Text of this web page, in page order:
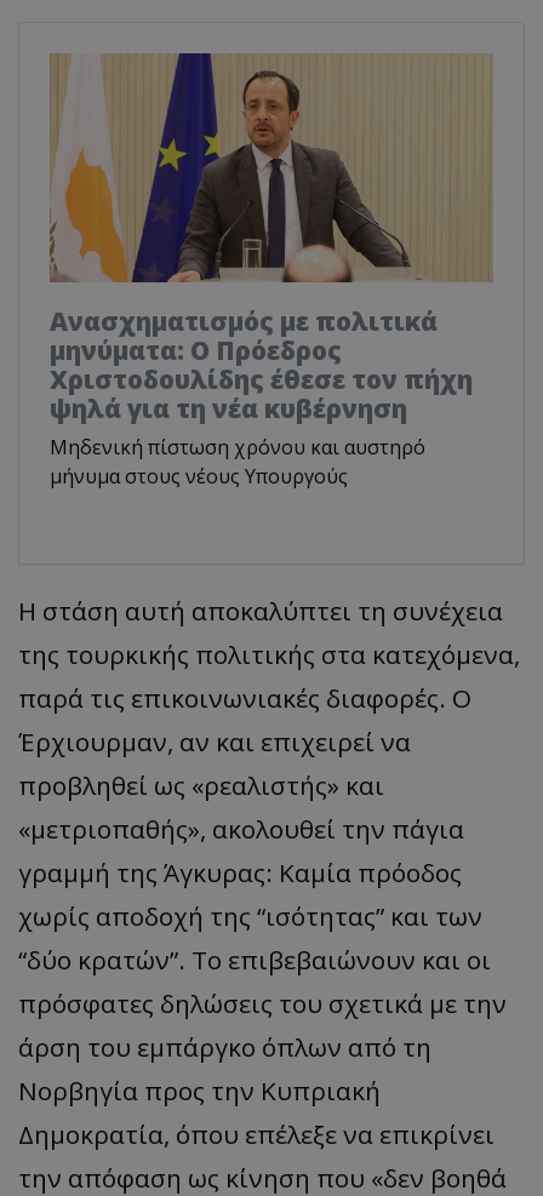
Ανασχηματισμός με πολιτικά
μηνύματα: Ο Πρόεδρος
Χριστοδουλίδης έθεσε τον πήχη
ψηλά για τη νέα κυβέρνηση
Μηδενική πίστωση χρόνου και αυστηρό
μήνυμα στους νέους Υπουργούς
Η στάση αυτή αποκαλύπτει τη συνέχεια
της τουρκικής πολιτικής στα κατεχόμενα,
παρά τις επικοινωνιακές διαφορές. Ο
Έρχιουρμαν, αν και επιχειρεί να
προβληθεί ως «ρεαλιστής» και
«μετριοπαθής», ακολουθεί την πάγια
γραμμή της Άγκυρας: Καμία πρόοδος
χωρίς αποδοχή της “ισότητας” και των
“δύο κρατών”. Το επιβεβαιώνουν και οι
πρόσφατες δηλώσεις του σχετικά με την
άρση του εμπάργκο όπλων από τη
Νορβηγία προς την Κυπριακή
Δημοκρατία, όπου επέλεξε να επικρίνει
την απόφαση ως κίνηση που «δεν βοηθά